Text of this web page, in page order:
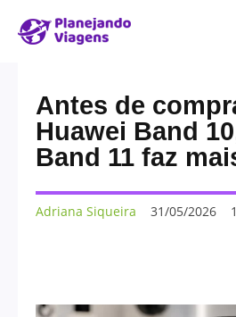
Antes de
Huawei Band
Band 11 faz
Adriana Siqueira 31/05/2026